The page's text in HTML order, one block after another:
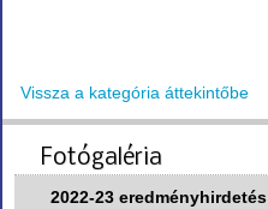
Vissza a kategória áttekintőbe
Fotógaléria
2022-23 eredményhirdetés